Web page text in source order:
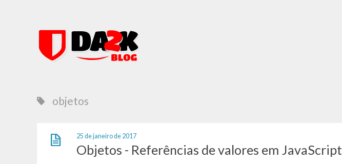
objetos
25 de janeiro de 2017
Objetos - Referências de valores em JavaScript